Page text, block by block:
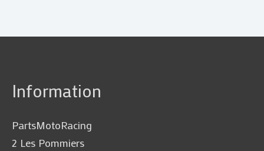
Information
PartsMotoRacing
2 Les Pommiers